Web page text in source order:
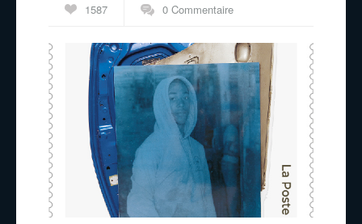
1587 0 Commentaire